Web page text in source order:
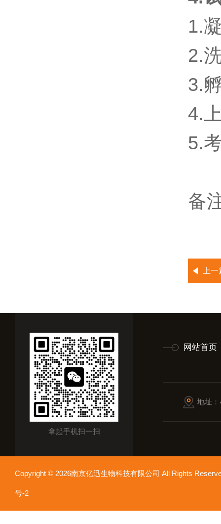
1.
2.
3.
4.
5.
备
上
拿起手机扫一扫
网站首页
地址
Copyright © 2026南京亿迅生物科技有限公司 All Rights
号-2